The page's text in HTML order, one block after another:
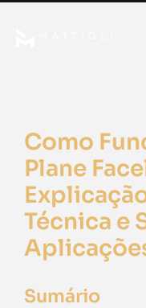
Como
Plane
Técnica e
Sumário